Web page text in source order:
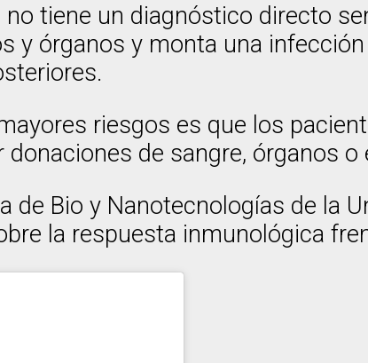
tiene un diagnóstico directo
y órganos y monta una
riesgos es que los
de sangre, órganos
de Bio y Nanotecnologías de la
la respuesta inmunológica